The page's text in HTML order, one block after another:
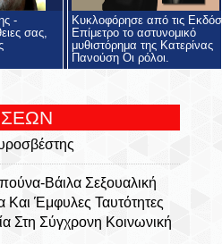
-
σας,
Κυκλοφόρησε από τις
Επίμετρο το αστυνομικό
μυθιστόρημα της Κατερίνας
Πανούση Οι ρόλοι.
Βάιλα Σεξουαλική
Και Έμφυλες Ταυτότητες
Στη Σύγχρονη Κοινωνική